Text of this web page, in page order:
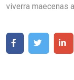
viverra maecenas